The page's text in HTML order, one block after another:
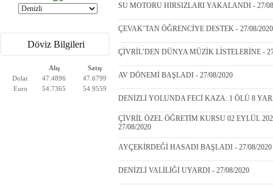
Döviz Bilgileri
Alış
Satış
Dolar
47.4896
47.6799
Euro
54.7365 54.9559
SU MOTORU HIRSIZLARI YAKALANDI - 27/
ÇEVAK’TAN ÖĞRENCİYE DESTEK - 27/08/2020
ÇİVRİL’DEN DÜNYA MÜZİK LİSTELERİNE -
AV DÖNEMİ BAŞLADI - 27/08/2020
DENİZLİ YOLUNDA FECİ KAZA: 1 ÖLÜ 8
ÇİVRİL ÖZEL ÖĞRETİM KURSU 02 EYLÜL
27/08/2020
AYÇEKİRDEĞİ HASADI BAŞLADI - 27/08/2020
DENİZLİ VALİLİĞİ UYARDI - 27/08/2020